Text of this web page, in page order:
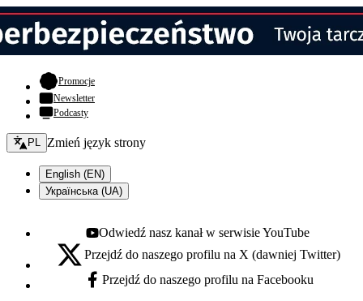
Promocje- otwiera się w nowej karcie
Newsletter
Podcasty
Zmień język - bieżący:
PL Zmień język strony
English (EN)
Українська (UA)
Youtube - otwiera się w nowej karcie
Odwiedź nasz kanał w serwisie YouTube
X - otwiera się w nowej karcie
Przejdź do naszego profilu na X (dawniej Twitter)
Facebook - otwiera się w nowej karcie
Przejdź do naszego profilu na Facebooku